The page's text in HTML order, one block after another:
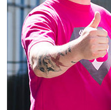
PUBLIKATIONEN
TERMINE &
MITGLIEDSCHAFT